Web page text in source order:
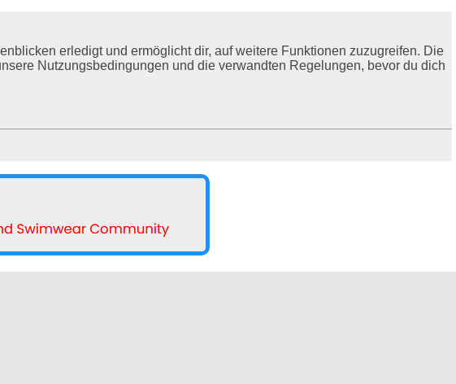
erledigt und ermöglicht dir, auf weitere Funktionen zuzugreifen. Die
Nutzungsbedingungen und die verwandten Regelungen, bevor du dich